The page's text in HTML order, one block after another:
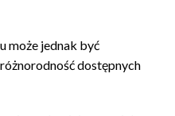
może jednak być
dostępnych